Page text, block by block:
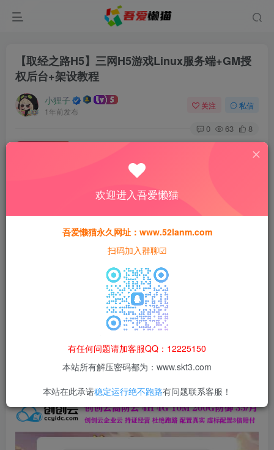
【取经之路H5】三网H5游戏Linux服务端+GM授
权后台+架设教程
小狸子
1年前发布
关注 私信
0 63 8
此内容为付费资源，请付费后查看
猫粮30
黄金会员猫粮15 钻石会员 免费
本站所有资源均为网络收集整理而来，仅供学习研究使用，请在下
载后24h内删除，谢谢合作！
本站资源仅用于学习交流，禁止商业运营与违法、侵权
果由使用者自行承担。
欢迎进入吾爱懒猫
吾爱懒猫永久网址：www.52lanm.com
扫码加入群聊☑
有任何问题请加客服QQ：12225150
本站所有解压密码都为：www.skt3.com
本站在此承诺稳定运行绝不跑路有问题联系客服！